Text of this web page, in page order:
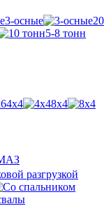
3-осные
20
5-8 тонн
4х4
8х4
разгрузкой